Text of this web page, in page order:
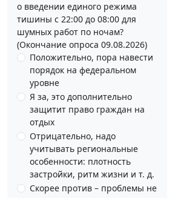
о введении единого режима
тишины с 22:00 до 08:00 для
шумных работ по ночам?
(Окончание опроса 09.08.2026)
Положительно, пора навести
порядок на федеральном
уровне
Я за, это дополнительно
защитит право граждан на
отдых
Отрицательно, надо
учитывать региональные
особенности: плотность
застройки, ритм жизни и т. д.
Скорее против – проблемы не